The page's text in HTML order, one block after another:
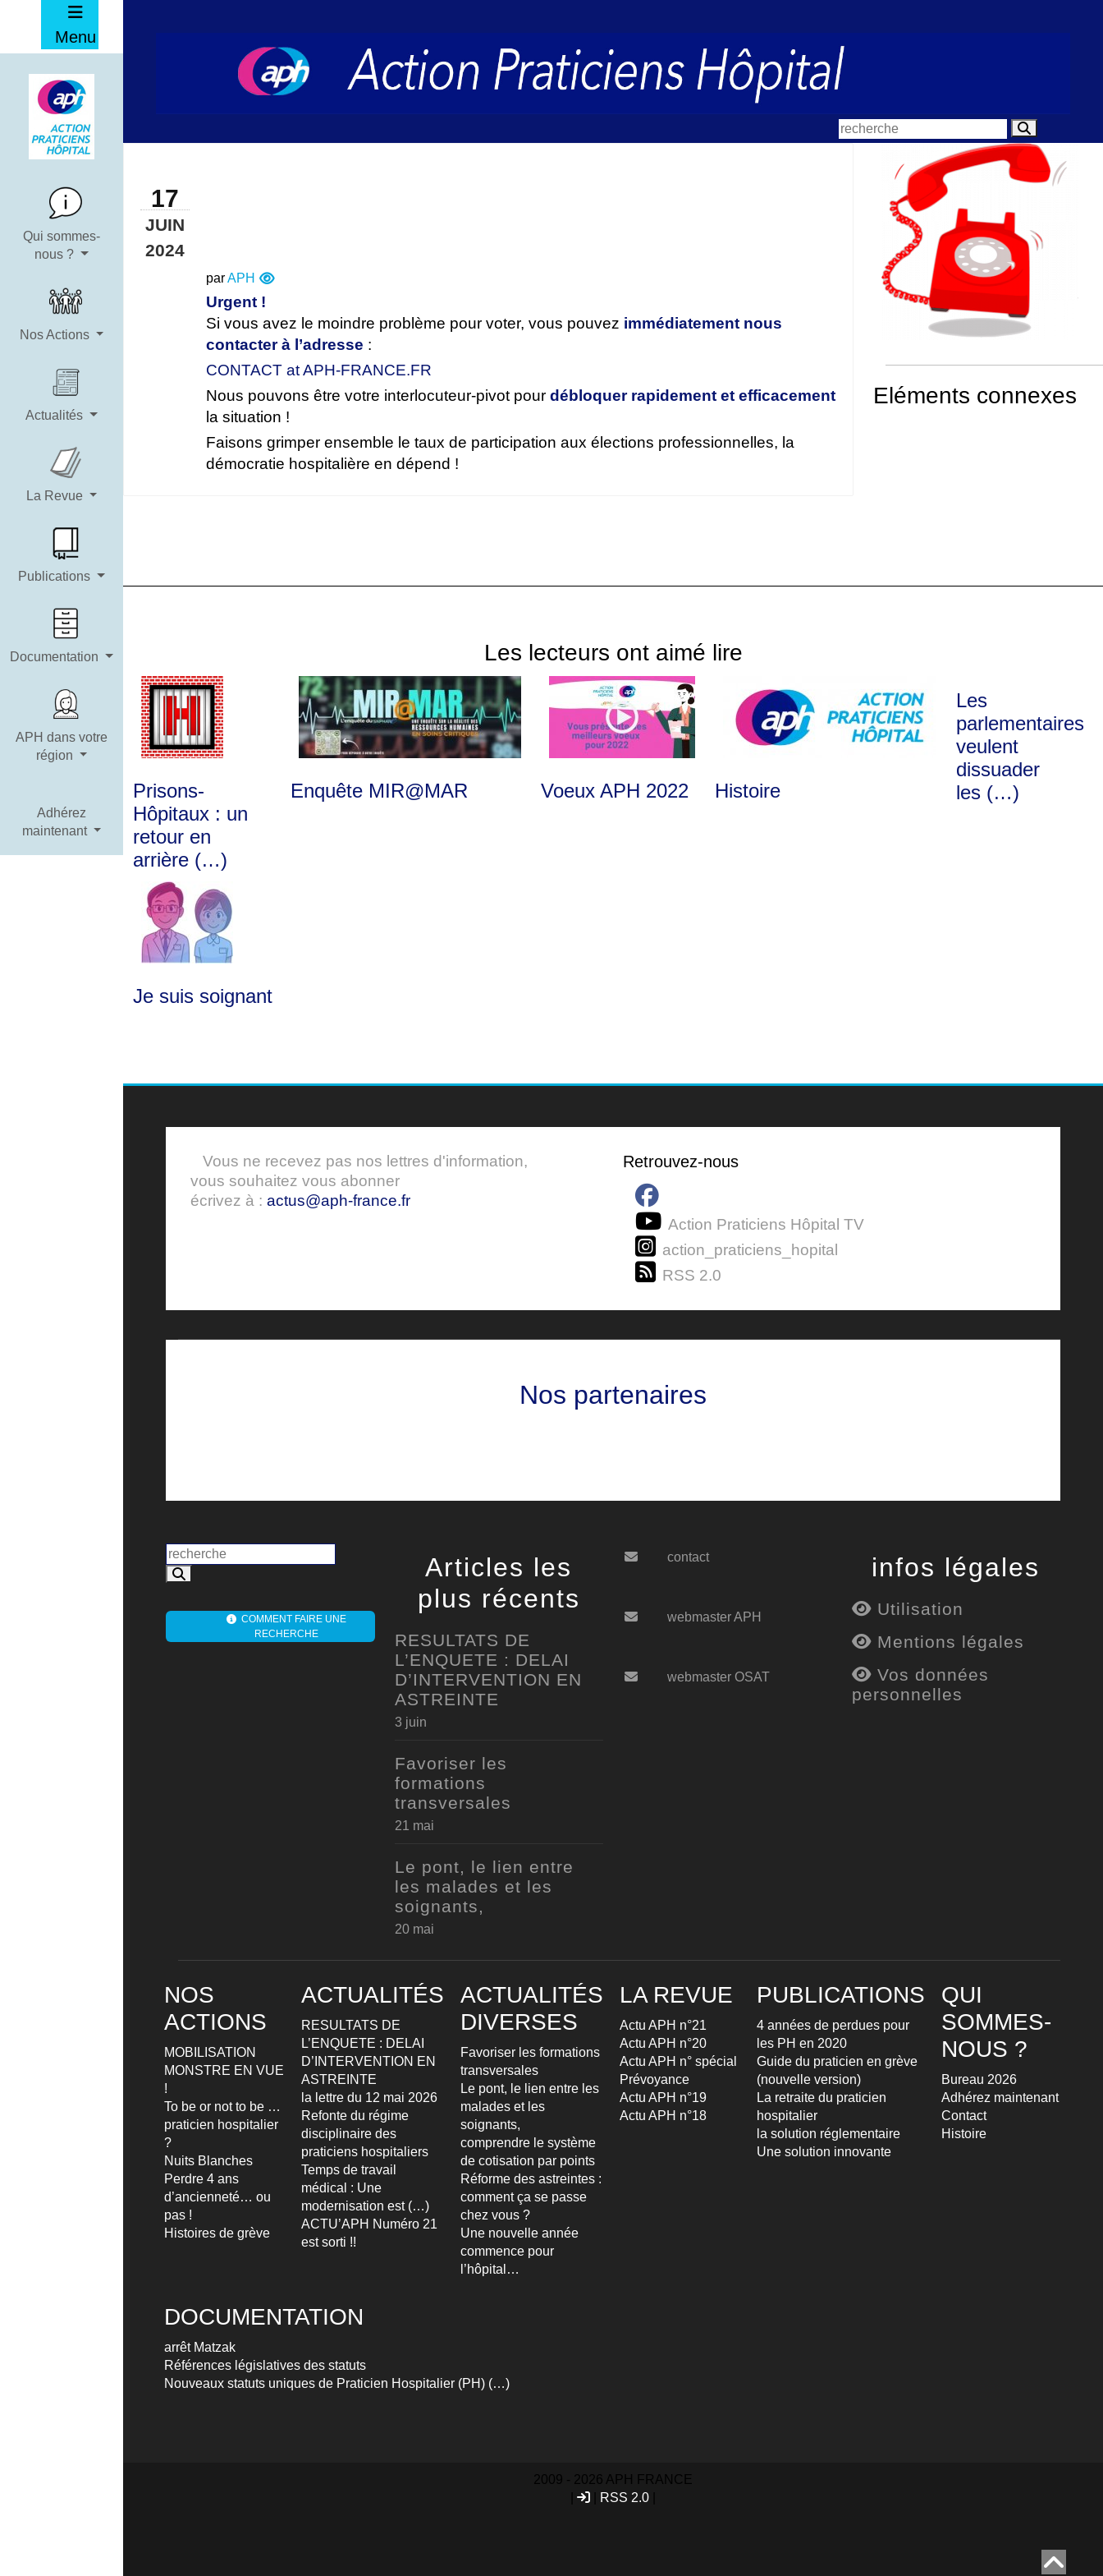
Menu
Qui sommes-
nous ?
Nos Actions
Actualités
La Revue
Publications
Documentation
APH dans votre
région
Adhérez
maintenant
17
JUIN
2024
parAPH
Urgent !
Si vous avez le moindre problème pour voter, vous pouvez immédiatement nous
contacter à l’adresse :
CONTACT at APH-FRANCE.FR
Nous pouvons être votre interlocuteur-pivot pour débloquer rapidement et efficacement
la situation !
Faisons grimper ensemble le taux de participation aux élections professionnelles, la
démocratie hospitalière en dépend !
Eléments connexes
Les lecteurs ont aimé lire
Prisons-
Hôpitaux : un
retour en
arrière (…)
Enquête MIR@MAR Voeux APH 2022 Histoire
Les
parlementaires
veulent
dissuader
les (…)
Je suis soignant
Vous ne recevez pas nos lettres d'information,
vous souhaitez vous abonner
écrivez à : actus@aph-france.fr
Retrouvez-nous
Action Praticiens Hôpital TV
action_praticiens_hopital
RSS 2.0
Nos partenaires
COMMENT FAIRE UNE
RECHERCHE
Articles les
plus récents
RESULTATS DE
L’ENQUETE : DELAI
D’INTERVENTION EN
ASTREINTE
3 juin
Favoriser les
formations
transversales
21 mai
Le pont, le lien entre
les malades et les
soignants,
20 mai
contact
webmaster APH
webmaster OSAT
infos légales
Utilisation
Mentions légales
Vos données
personnelles
NOS
ACTIONS
MOBILISATION
MONSTRE EN VUE
!
To be or not to be …
praticien hospitalier
?
Nuits Blanches
Perdre 4 ans
d’ancienneté… ou
pas !
Histoires de grève
ACTUALITÉS
RESULTATS DE
L’ENQUETE : DELAI
D’INTERVENTION EN
ASTREINTE
la lettre du 12 mai 2026
Refonte du régime
disciplinaire des
praticiens hospitaliers
Temps de travail
médical : Une
modernisation est (…)
ACTU’APH Numéro 21
est sorti !!
ACTUALITÉS
DIVERSES
Favoriser les formations
transversales
Le pont, le lien entre les
malades et les
soignants,
comprendre le système
de cotisation par points
Réforme des astreintes :
comment ça se passe
chez vous ?
Une nouvelle année
commence pour
l’hôpital…
LA REVUE
Actu APH n°21
Actu APH n°20
Actu APH n° spécial
Prévoyance
Actu APH n°19
Actu APH n°18
PUBLICATIONS
4 années de perdues pour
les PH en 2020
Guide du praticien en grève
(nouvelle version)
La retraite du praticien
hospitalier
la solution réglementaire
Une solution innovante
QUI
SOMMES-
NOUS ?
Bureau 2026
Adhérez maintenant
Contact
Histoire
DOCUMENTATION
arrêt Matzak
Références législatives des statuts
Nouveaux statuts uniques de Praticien Hospitalier (PH) (…)
2009 - 2026 APH FRANCE
RSS 2.0